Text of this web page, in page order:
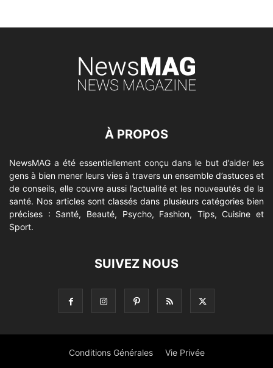
À PROPOS
NewsMAG a été essentiellement conçu dans le but d’aider les
gens à bien mener leurs vies à travers un ensemble d’astuces et
de conseils, elle couvre aussi l’actualité et les nouveautés de la
santé. Nos articles sont classés dans plusieurs catégories bien
précises : Santé, Beauté, Psycho, Fashion, Tips, Cuisine et
Sport.
SUIVEZ NOUS
Conditions Générales Vie Privée